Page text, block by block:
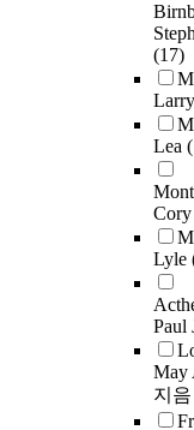
(17)
Larry
Lea
Cory
Lyle
Paul
May
지음